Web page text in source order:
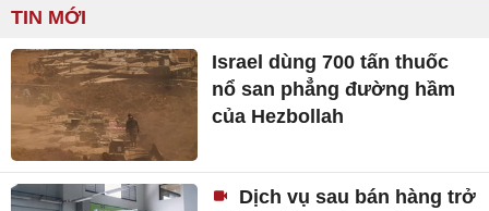
TIN MỚI
Israel dùng 700 tấn thuốc
nổ san phẳng đường hầm
của Hezbollah
Dịch vụ sau bán hàng trở